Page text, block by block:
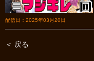
配信日：2025年03月20日
＜ 戻る